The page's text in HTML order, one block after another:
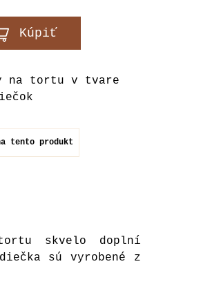
na tortu v tvare
tento produkt
skvelo doplní
sú vyrobené z